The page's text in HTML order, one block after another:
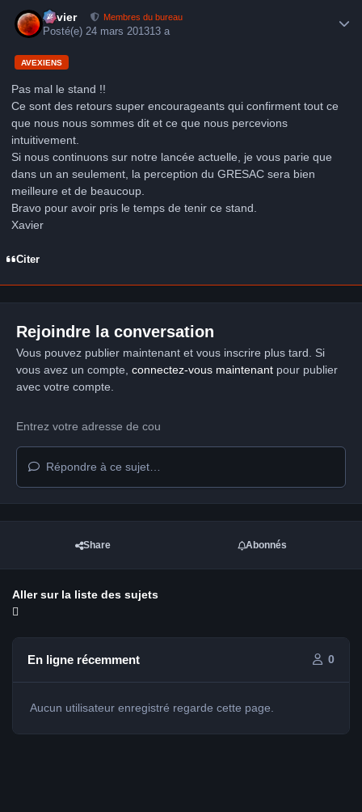
Xavier Membres du bureau
Posté(e)24 mars 201313 a
AVEXIENS
Pas mal le stand !!
Ce sont des retours super encourageants qui confirment tout ce
que nous nous sommes dit et ce que nous percevions
intuitivement.
Si nous continuons sur notre lancée actuelle, je vous parie que
dans un an seulement, la perception du GRESAC sera bien
meilleure et de beaucoup.
Bravo pour avoir pris le temps de tenir ce stand.
Xavier
Citer
Rejoindre la conversation
Vous pouvez publier maintenant et vous inscrire plus tard. Si
vous avez un compte, connectez-vous maintenantpour publier
avec votre compte.
Répondre à ce sujet…
Share Abonnés
Aller sur la liste des sujets
En ligne récemment 0
Aucun utilisateur enregistré regarde cette page.